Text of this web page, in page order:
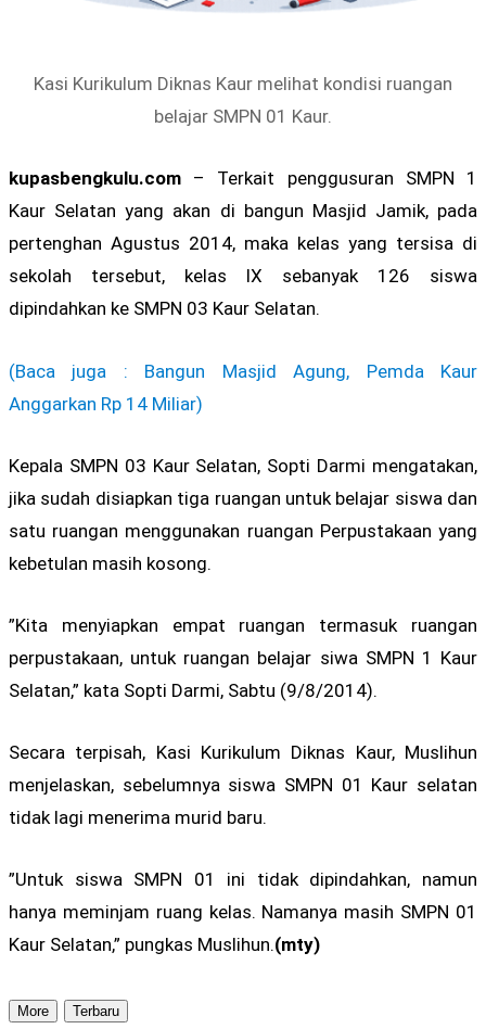
Kasi Kurikulum Diknas Kaur melihat kondisi ruangan
belajar SMPN 01 Kaur.
kupasbengkulu.com – Terkait penggusuran SMPN 1
Kaur Selatan yang akan di bangun Masjid Jamik, pada
pertenghan Agustus 2014, maka kelas yang tersisa di
sekolah tersebut, kelas IX sebanyak 126 siswa
dipindahkan ke SMPN 03 Kaur Selatan.
(Baca juga : Bangun Masjid Agung, Pemda Kaur
Anggarkan Rp 14 Miliar)
Kepala SMPN 03 Kaur Selatan, Sopti Darmi mengatakan,
jika sudah disiapkan tiga ruangan untuk belajar siswa dan
satu ruangan menggunakan ruangan Perpustakaan yang
kebetulan masih kosong.
”Kita menyiapkan empat ruangan termasuk ruangan
perpustakaan, untuk ruangan belajar siwa SMPN 1 Kaur
Selatan,” kata Sopti Darmi, Sabtu (9/8/2014).
Secara terpisah, Kasi Kurikulum Diknas Kaur, Muslihun
menjelaskan, sebelumnya siswa SMPN 01 Kaur selatan
tidak lagi menerima murid baru.
”Untuk siswa SMPN 01 ini tidak dipindahkan, namun
hanya meminjam ruang kelas. Namanya masih SMPN 01
Kaur Selatan,” pungkas Muslihun.(mty)
More Terbaru